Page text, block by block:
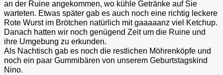
an der Ruine angekommen, wo kühle Getränke auf Sie
warteten. Etwas später gab es auch noch eine richtig leckere
Rote Wurst im Brötchen natürlich mit gaaaaanz viel Ketchup.
Danach hatten wir noch genügend Zeit um die Ruine und
ihre Umgebung zu erkunden.
Als Nachtisch gab es noch die restlichen Möhrenköpfe und
noch ein paar Gummibären von unserem Geburtstagskind
Nino.